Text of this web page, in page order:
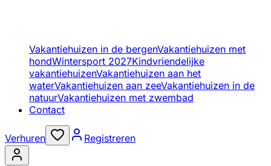
Vakantiehuizen in de bergenVakantiehuizen met
hondWintersport 2027Kindvriendelijke
vakantiehuizenVakantiehuizen aan het
waterVakantiehuizen aan zeeVakantiehuizen in de
natuurVakantiehuizen met zwembad
Contact
Verhuren Registreren